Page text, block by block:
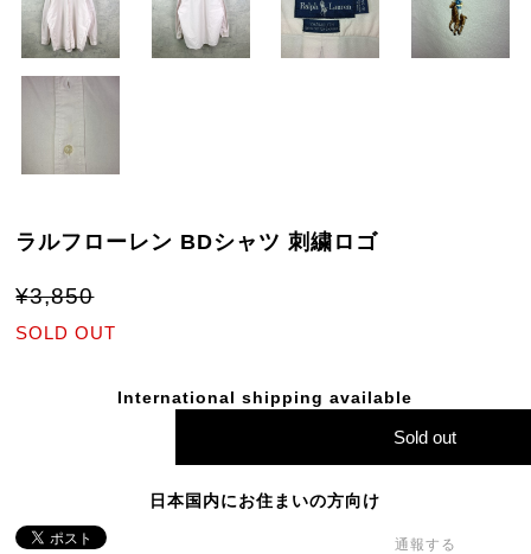
ラルフローレン BDシャツ 刺繍ロゴ
¥3,850
SOLD OUT
International shipping available
Sold out
日本国内にお住まいの方向け
通報する